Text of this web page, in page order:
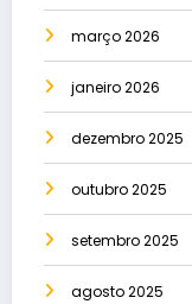
março 2026
janeiro 2026
dezembro 2025
outubro 2025
setembro 2025
agosto 2025